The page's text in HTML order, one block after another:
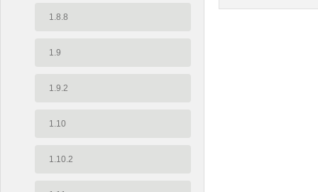
1.8.8
1.9
1.9.2
1.10
1.10.2